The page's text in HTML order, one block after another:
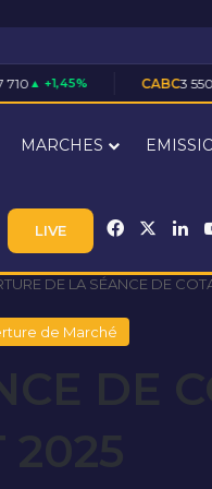
CABC3 550 ▲ +1,43%
MARCHES
LIVE Facebook
DE LA SÉANCE DE
de Marché